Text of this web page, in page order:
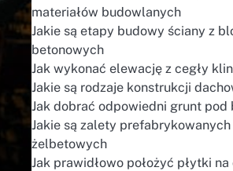
materiałów budowlanych
Jakie są etapy budowy ściany z
betonowych
Jak wykonać elewację z cegły
Jakie są rodzaje konstrukcji
Jak dobrać odpowiedni grunt pod
Jakie są zalety
żelbetowych
Jak prawidłowo położyć płytki